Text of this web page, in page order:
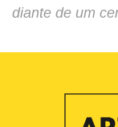
diante de um